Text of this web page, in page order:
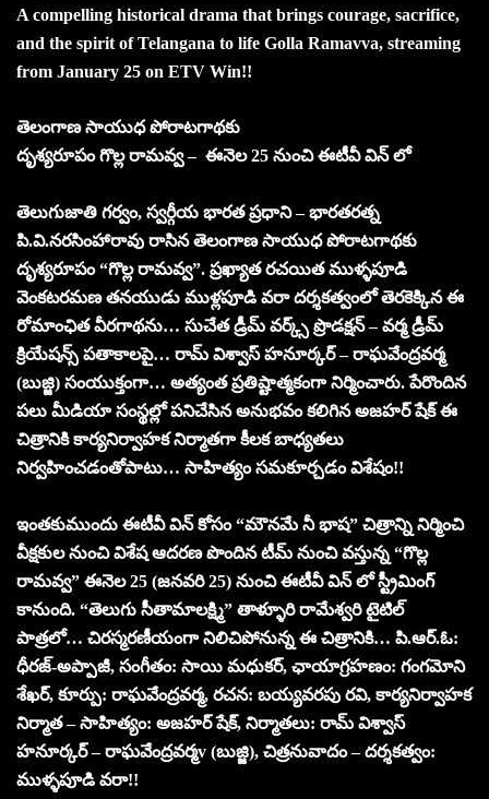
A compelling historical drama that brings courage, sacrifice,
and the spirit of Telangana to life Golla Ramavva, streaming
from January 25 on ETV Win!!
తెలంగాణ సాయుధ పోరాటగాథకు
దృశ్యరూపం గొల్ల రామవ్వ – ఈనెల 25 నుంచి ఈటీవీవిన్ లో
తెలుగుజాతి గర్వం, స్వర్గీయ భారత ప్రధాని – భారతరత్న
పి.వి.నరసింహారావు రాసిన తెలంగాణ సాయుధ పోరాటగాథకు
దృశ్యరూపం “గొల్ల రామవ్వ”. ప్రఖ్యాత రచయిత ముళ్ళపూడి
వెంకటరమణ తనయుడు ముళ్లపూడి వరా దర్శకత్వంలో తెరకెక్కిన ఈ
రోమాంఛిత వీరగాథను… సుచేత డ్రీమ్ వర్క్స్ ప్రొడక్షన్ – వర్మ డ్రీమ్
క్రియేషన్స్ పతాకాలపై… రామ్ విశ్వాస్ హనూర్కర్ – రాఘవేంద్రవర్మ
(బుజ్జి) సంయుక్తంగా… అత్యంత ప్రతిష్టాత్మకంగా నిర్మించారు. పేరొందిన
పలు మీడియా సంస్థల్లో పనిచేసిన అనుభవం కలిగిన అజహర్ షేక్ ఈ
చిత్రానికి కార్యనిర్వాహక నిర్మాతగా కీలక బాధ్యతలు
నిర్వహించడంతోపాటు… సాహిత్యం సమకూర్చడం విశేషం!!
ఇంతకుముందు ఈటీవీ విన్ కోసం “మౌనమే నీ భాష” చిత్రాన్ని నిర్మించి
వీక్షకుల నుంచి విశేష ఆదరణ పొందిన టీమ్ నుంచి వస్తున్న “గొల్ల
రామవ్వ” ఈనెల 25 (జనవరి 25) నుంచి ఈటీవీ విన్ లో స్ట్రీమింగ్
కానుంది. “తెలుగు సీతామాలక్ష్మి” తాళ్ళూరి రామేశ్వరి టైటిల్
పాత్రలో… చిరస్మరణీయంగా నిలిచిపోనున్న ఈ చిత్రానికి… పి.ఆర్.ఓ:
ధీరజ్-అప్పాజీ, సంగీతం: సాయి మధుకర్, ఛాయాగ్రహణం: గంగమోని
శేఖర్, కూర్పు: రాఘవేంద్రవర్మ, రచన: బయ్యవరపు రవి, కార్యనిర్వాహక
నిర్మాత – సాహిత్యం: అజహర్ షేక్, నిర్మాతలు: రామ్ విశ్వాస్
హనూర్కర్ – రాఘవేంద్రవర్మv (బుజ్జి), చిత్రనువాదం – దర్శకత్వం:
ముళ్ళపూడి వరా!!